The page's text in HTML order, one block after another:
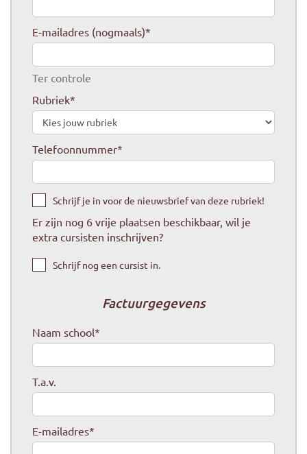
E-mailadres (nogmaals)*
Ter controle
Rubriek*
Telefoonnummer*
Schrijf je in voor de nieuwsbrief van deze rubriek!
Er zijn nog 6 vrije plaatsen beschikbaar, wil je
extra cursisten inschrijven?
Schrijf nog een cursist in.
Factuurgegevens
Naam school*
T.a.v.
E-mailadres*